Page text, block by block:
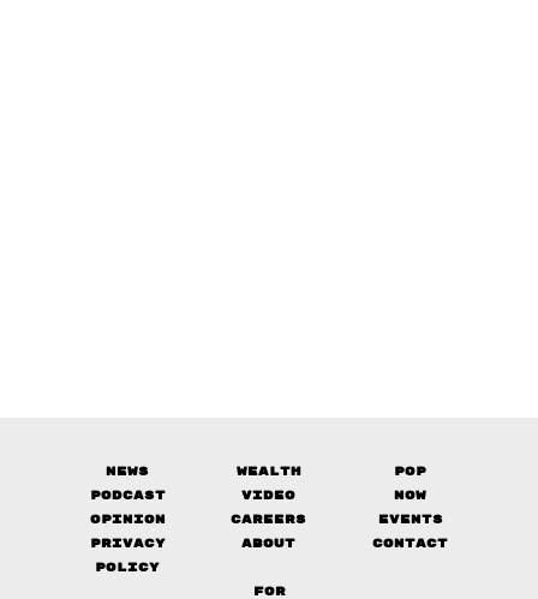
News Wealth
Pop
Podcast
Video
Now
Opinion
Careers
Events
Privacy
Policy
About Contact
FOR